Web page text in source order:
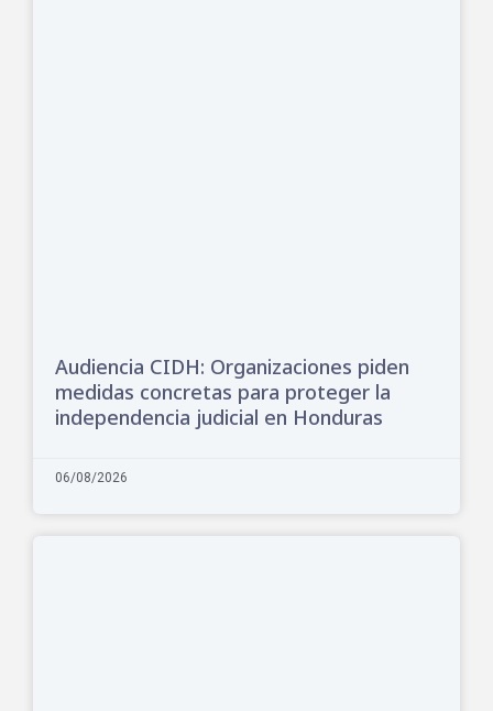
Audiencia CIDH: Organizaciones piden
medidas concretas para proteger la
independencia judicial en Honduras
06/08/2026